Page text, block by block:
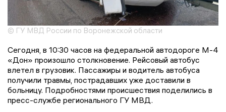
© ГУ МВД России по Воронежской области
Сегодня, в 10:30 часов на федеральной автодороге М-4
«Дон» произошло столкновение. Рейсовый автобус
влетел в грузовик. Пассажиры и водитель автобуса
получили травмы, пострадавших уже доставили в
больницу. Подробностями происшествия поделились в
пресс-службе регионального ГУ МВД.